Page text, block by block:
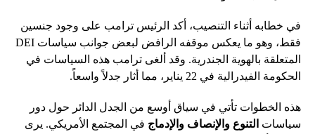
في خطابه أثناء التنصيب، أكد الرئيس ترامب على وجود جنسين
فقط، وهو ما يعكس موقفه الرافض لبعض جوانب سياسات DEI
المتعلقة بالهوية الجندرية. وقد ألغى ترامب هذه السياسات في
الحكومة الفيدرالية في 22 يناير، مما أثار جدلاً واسعاً.
هذه الخطوات تأتي في سياق أوسع من الجدل الدائر حول دور
سياسات التنوع والإنصاف والإدماج في المجتمع الأمريكي. يرى